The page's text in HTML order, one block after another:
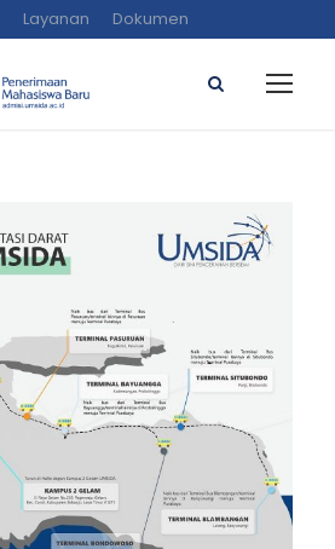
Layanan Dokumen